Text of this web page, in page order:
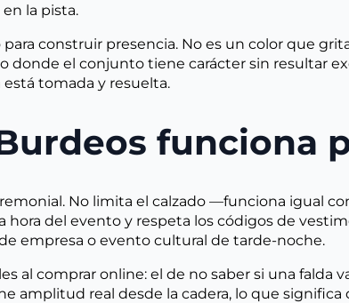
la pista.
construir presencia. No es un color que
el conjunto tiene carácter sin resultar
tomada y resuelta.
funciona
No limita el calzado —funciona igual
del evento y respeta los códigos de
empresa o evento cultural de tarde-noche.
al comprar online: el de no saber si una falda
amplitud real desde la cadera, lo que